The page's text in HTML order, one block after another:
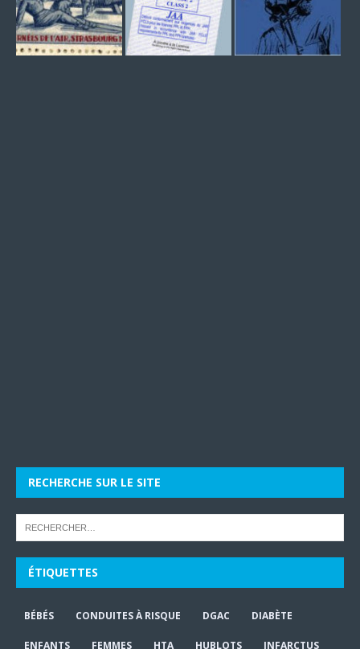
RECHERCHE SUR LE SITE
ÉTIQUETTES
BÉBÉS CONDUITES À RISQUE DGAC DIABÈTE
ENFANTS FEMMES HTA HUBLOTS INFARCTUS